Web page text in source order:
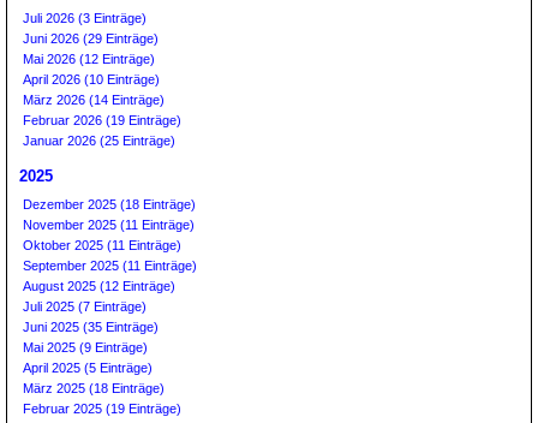
Juli 2026 (3 Einträge)
Juni 2026 (29 Einträge)
Mai 2026 (12 Einträge)
April 2026 (10 Einträge)
März 2026 (14 Einträge)
Februar 2026 (19 Einträge)
Januar 2026 (25 Einträge)
2025
Dezember 2025 (18 Einträge)
November 2025 (11 Einträge)
Oktober 2025 (11 Einträge)
September 2025 (11 Einträge)
August 2025 (12 Einträge)
Juli 2025 (7 Einträge)
Juni 2025 (35 Einträge)
Mai 2025 (9 Einträge)
April 2025 (5 Einträge)
März 2025 (18 Einträge)
Februar 2025 (19 Einträge)